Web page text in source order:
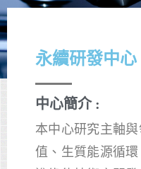
永續研發中心
中心簡介 :
本中心研究主軸
值、生質能源循